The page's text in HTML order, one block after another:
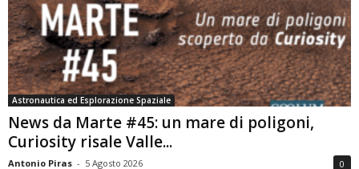
Astronautica ed Esplorazione Spaziale
News da Marte #45: un mare di poligoni,
Curiosity risale Valle...
Antonio Piras - 5 Agosto 2026 0